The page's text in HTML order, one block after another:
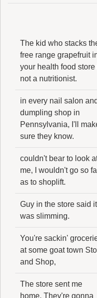
The kid who stacks
free range grapefruit
your health food store
not a nutritionist.
in every nail salon and
dumpling shop in
Pennsylvania, I'll
sure they know.
couldn't bear to look
me, I wouldn't go so
as to shoplift.
Guy in the store said it
was slimming.
You're sackin'
at some goat town
and Shop,
The store sent me
home. They're gonna